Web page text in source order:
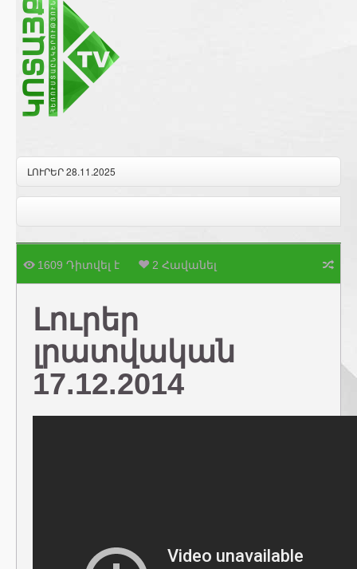
ԼՈՒՐԵՐ 28.11.2025
1609 Դիտվել է 2 Հավանել
Լուրեր
լրատվական
17.12.2014